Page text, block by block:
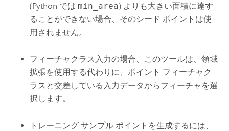
(Python ではmin_area) よりも大きい面積に達す
ることができない場合、そのシード ポイントは使
用されません。
フィーチャクラス入力の場合、このツールは、領域
拡張を使用する代わりに、ポイント フィーチャク
ラスと交差している入力データからフィーチャを選
択します。
トレーニング サンプル ポイントを生成するには、